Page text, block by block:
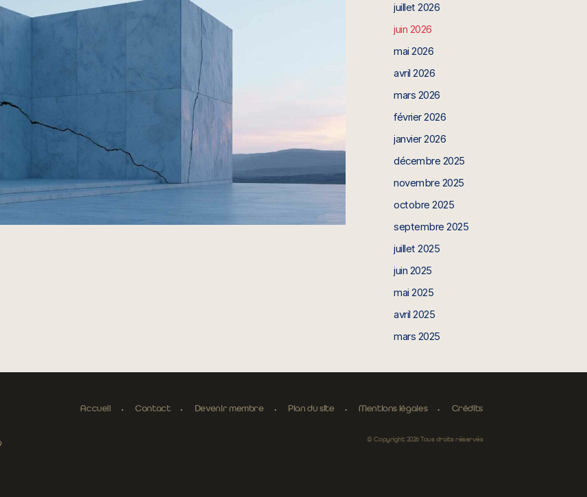
juillet 2026
juin 2026
mai 2026
avril 2026
mars 2026
février 2026
janvier 2026
décembre 2025
novembre 2025
octobre 2025
septembre 2025
juillet 2025
juin 2025
mai 2025
avril 2025
mars 2025
Accueil Contact Devenir membre Plan du site Mentions légales Crédits
© Copyright 2026 Tous droits réservés